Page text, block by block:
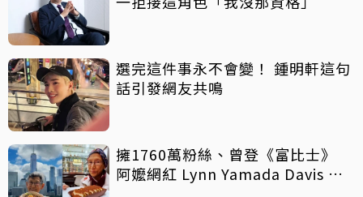
選完這件事永不會變！ 鍾明軒這句
話引發網友共鳴
擁1760萬粉絲、曾登《富比士》
阿嬤網紅 Lynn Yamada Davis 驚